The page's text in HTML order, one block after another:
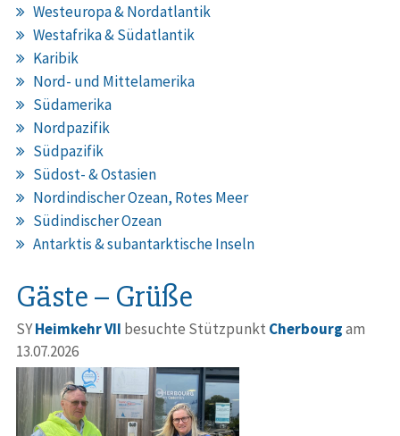
Westeuropa & Nordatlantik
Westafrika & Südatlantik
Karibik
Nord- und Mittelamerika
Südamerika
Nordpazifik
Südpazifik
Südost- & Ostasien
Nordindischer Ozean, Rotes Meer
Südindischer Ozean
Antarktis & subantarktische Inseln
Gäste – Grüße
SYHeimkehr VII besuchte Stützpunkt Cherbourgam
13.07.2026